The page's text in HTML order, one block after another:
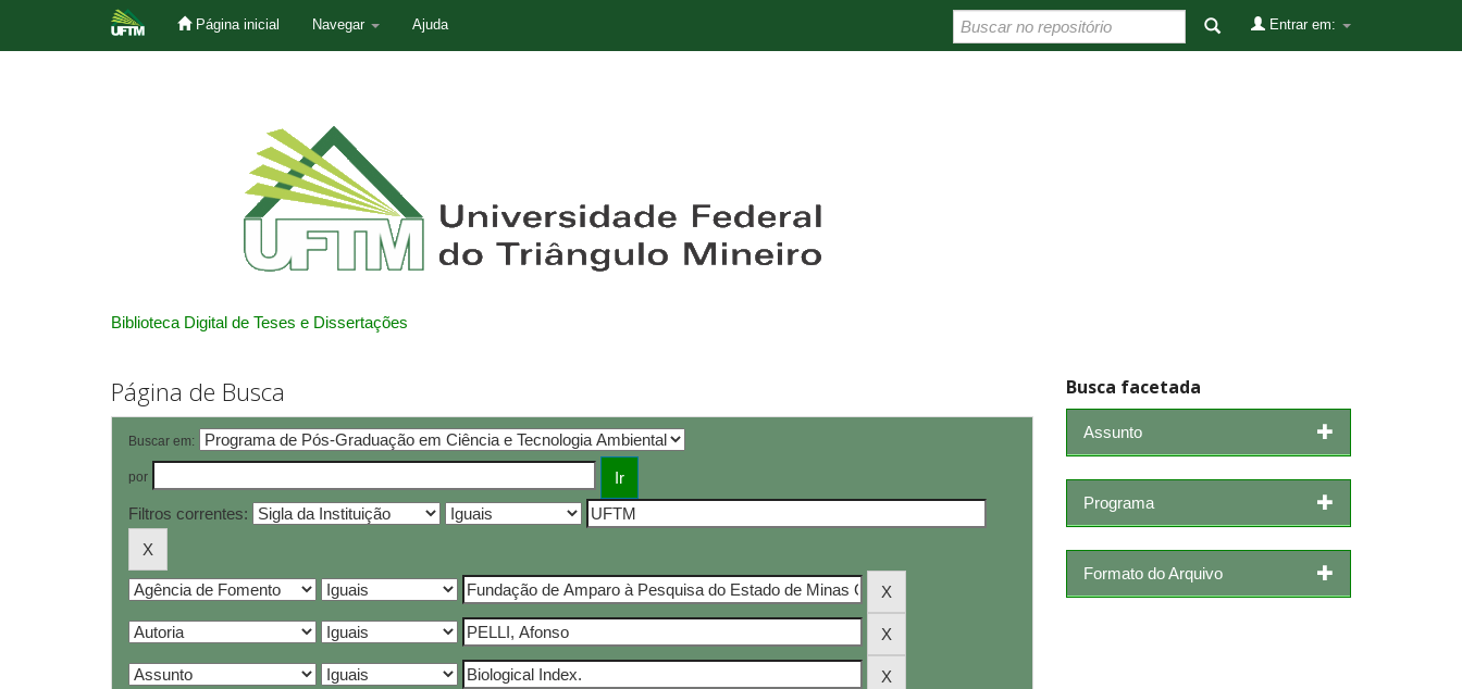
Página inicial Navegar Ajuda Entrar em:
Biblioteca Digital de Teses e Dissertações
Página de Busca
Buscar em:
por
Filtros correntes:
Busca facetada
Assunto
Programa
Formato do Arquivo